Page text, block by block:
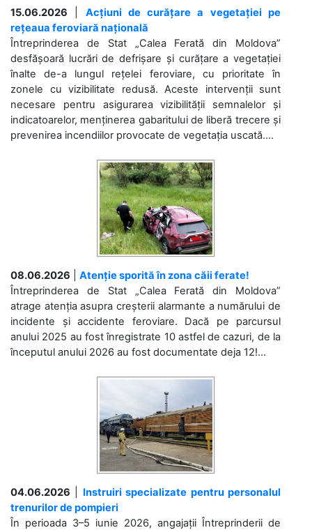
15.06.2026
Acțiuni de curățare a vegetației pe
rețeaua feroviară națională
Întreprinderea de Stat „Calea Ferată din Moldova”
desfășoară lucrări de defrișare și curățare a vegetației
înalte de-a lungul rețelei feroviare, cu prioritate în
zonele cu vizibilitate redusă. Aceste intervenții sunt
necesare pentru asigurarea vizibilității semnalelor și
indicatoarelor, menținerea gabaritului de liberă trecere și
prevenirea incendiilor provocate de vegetația uscată....
08.06.2026
Atenție sporită în zona căii ferate!
Întreprinderea de Stat „Calea Ferată din Moldova”
atrage atenția asupra creșterii alarmante a numărului de
incidente și accidente feroviare. Dacă pe parcursul
anului 2025 au fost înregistrate 10 astfel de cazuri, de la
începutul anului 2026 au fost documentate deja 12!...
04.06.2026
Instruiri specializate pentru personalul
trenurilor de pompieri
În perioada 3–5 iunie 2026, angajații Întreprinderii de